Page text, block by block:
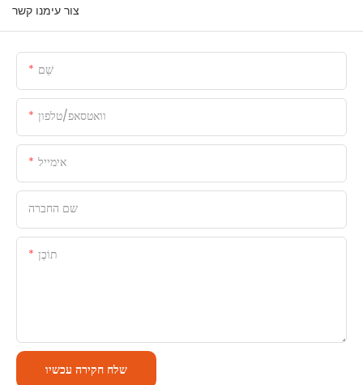
צור עימנו קשר
שֵׁם
וואטסאפ/טלפון
אימייל
שם החברה
תוֹכֶן
שלח חקירה עכשיו